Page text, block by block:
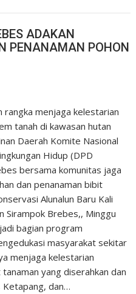
ADAKAN
PENANAMAN POHON
rangka menjaga kelestarian
tanah di kawasan hutan
Daerah Komite Nasional
Hidup (DPD
bersama komunitas jaga
dan penanaman bibit
Alunalun Baru Kali
Sirampok Brebes,, Minggu
bagian program
masyarakat sekitar
menjaga kelestarian
yang diserahkan dan
Ketapang, dan…